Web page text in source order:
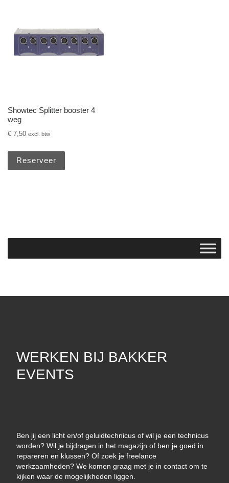
Showtec Splitter booster 4
weg
€ 7,50 excl. btw
Reserveer
WERKEN BIJ BAKKER
EVENTS
Ben jij een licht en/of geluidtechnicus of wil je een technicus
worden? Wil je bijdragen in het magazijn of ben je goed in
repareren en klussen? Of zoek je freelance
werkzaamheden? We komen graag met je in contact om te
kijken waar de mogelijkheden liggen.